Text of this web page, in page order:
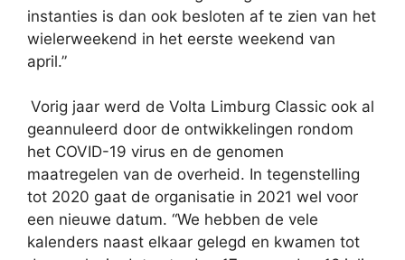
instanties is dan ook besloten af te zien van het
wielerweekend in het eerste weekend van
april.”
Vorig jaar werd de Volta Limburg Classic ook al
geannuleerd door de ontwikkelingen rondom
het COVID-19 virus en de genomen
maatregelen van de overheid. In tegenstelling
tot 2020 gaat de organisatie in 2021 wel voor
een nieuwe datum. “We hebben de vele
kalenders naast elkaar gelegd en kwamen tot